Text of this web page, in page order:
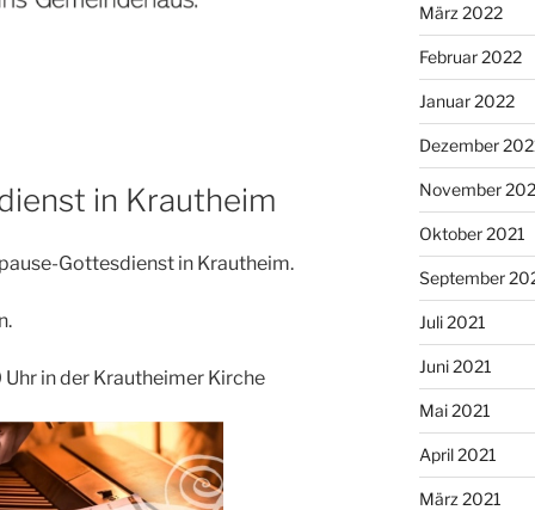
in Krautheim
Gottesdienst in Krautheim.
in der Krautheimer Kirche
März 2022
Februar 2022
Januar 2022
Dezember
November
Oktober 2021
September
Juli 2021
Juni 2021
Mai 2021
April 2021
März 2021